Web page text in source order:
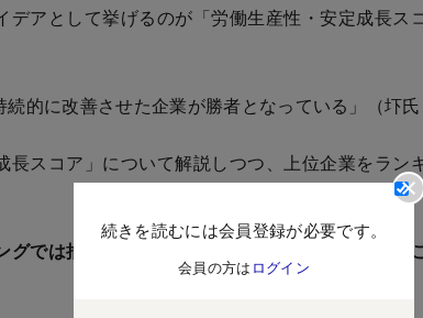
アとして挙げるのが「労働生産性・安定成長ス
的に改善させた企業が勝者となっている」（圷氏
スコア」について解説しつつ、上位企業をラン
では抽出できない。計算式も複雑なので、見た
続きを読むには会員登録が必要です。
会員の方は ログイン